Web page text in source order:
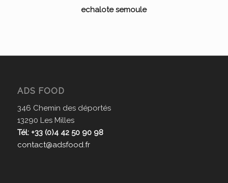
echalote semoule
ADS FOOD
346 Chemin des déportés
13290 Les Milles
Tél: +33 (0)4 42 50 90 98
contact@adsfood.fr